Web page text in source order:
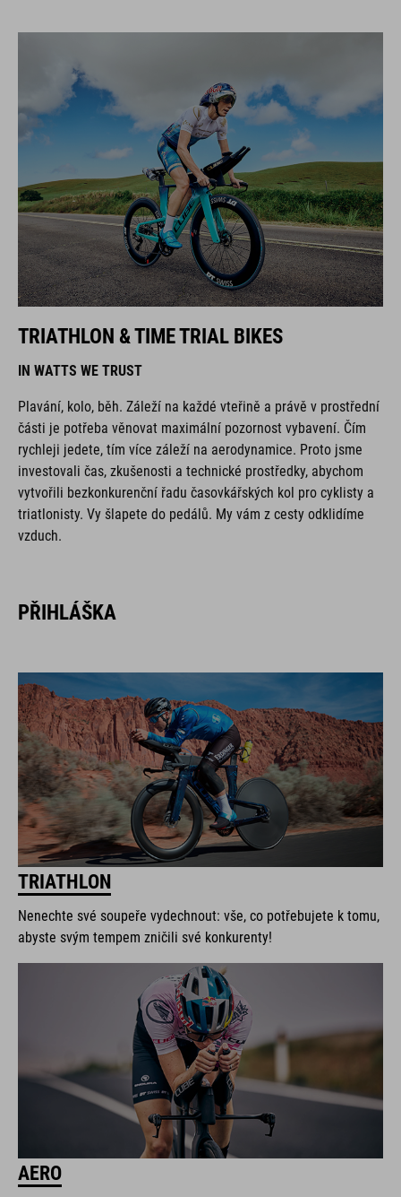
TRIATHLON & TIME TRIAL BIKES
IN WATTS WE TRUST
Plavání, kolo, běh. Záleží na každé vteřině a právě v prostřední
části je potřeba věnovat maximální pozornost vybavení. Čím
rychleji jedete, tím více záleží na aerodynamice. Proto jsme
investovali čas, zkušenosti a technické prostředky, abychom
vytvořili bezkonkurenční řadu časovkářských kol pro cyklisty a
triatlonisty. Vy šlapete do pedálů. My vám z cesty odklidíme
vzduch.
PŘIHLÁŠKA
TRIATHLON
Nenechte své soupeře vydechnout: vše, co potřebujete k tomu,
abyste svým tempem zničili své konkurenty!
AERO